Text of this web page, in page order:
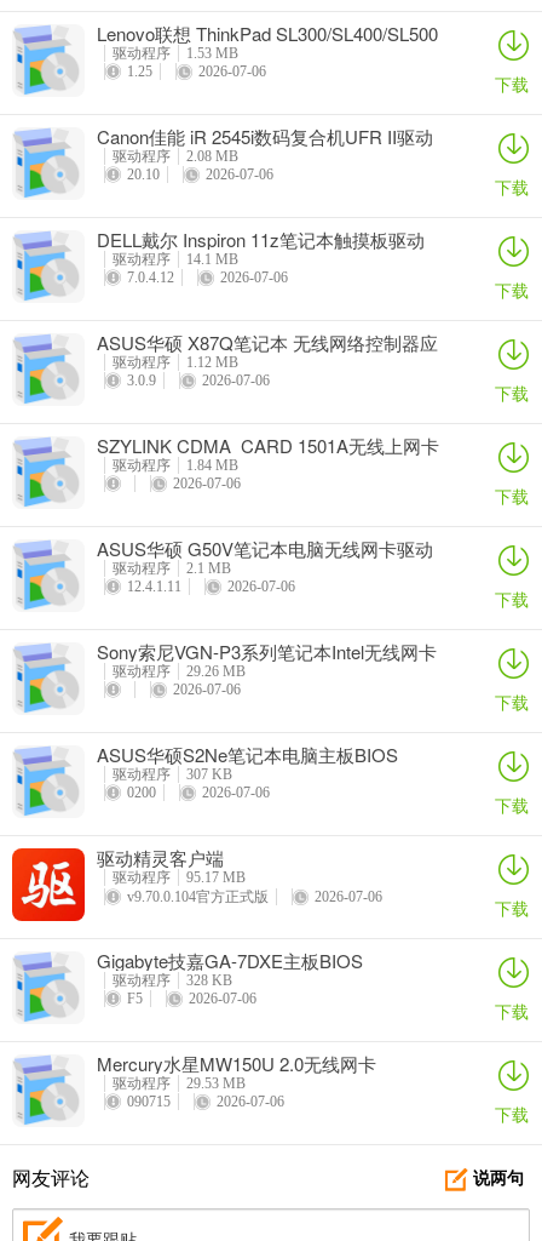
Lenovo联想 ThinkPad SL300/SL400/SL500
笔记本BIOS
驱动程序
1.53 MB
1.25
2026-07-06 下载
Canon佳能 iR 2545i数码复合机UFR II驱动
驱动程序
2.08 MB
20.10
2026-07-06 下载
DELL戴尔 Inspiron 11z笔记本触摸板驱动
驱动程序
14.1 MB
7.0.4.12
2026-07-06 下载
ASUS华硕 X87Q笔记本 无线网络控制器应
用程序
驱动程序
1.12 MB
3.0.9
2026-07-06 下载
SZYLINK CDMA_CARD 1501A无线上网卡
驱动程序
1.84 MB
2026-07-06
下载
ASUS华硕 G50V笔记本电脑无线网卡驱动
驱动程序
2.1 MB
12.4.1.11
2026-07-06 下载
Sony索尼VGN-P3系列笔记本Intel无线网卡
驱动
驱动程序
29.26 MB
2026-07-06
下载
ASUS华硕S2Ne笔记本电脑主板BIOS
驱动程序
307 KB
0200
2026-07-06 下载
驱动精灵客户端
驱动程序
95.17 MB
v9.70.0.104官方正式版
2026-07-06 下载
Gigabyte技嘉GA-7DXE主板BIOS
驱动程序
328 KB
F5
2026-07-06 下载
Mercury水星MW150U 2.0无线网卡
驱动程序
29.53 MB
090715
2026-07-06 下载
说两句
网友评论